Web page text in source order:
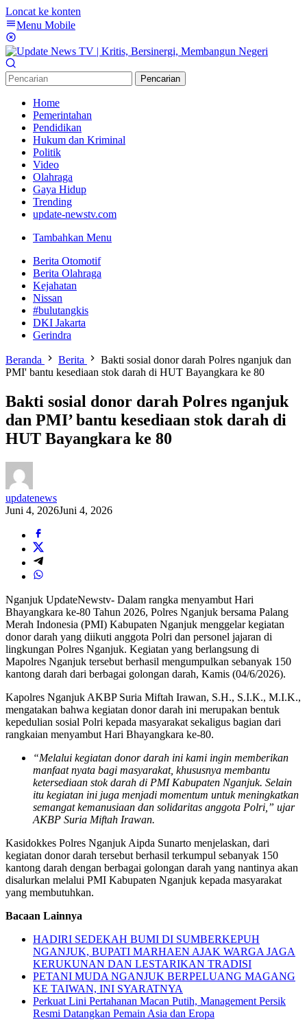
Loncat ke konten
Menu Mobile
Pencarian
Home
Pemerintahan
Pendidikan
Hukum dan Kriminal
Politik
Video
Olahraga
Gaya Hidup
Trending
update-newstv.com
Tambahkan Menu
Berita Otomotif
Berita Olahraga
Kejahatan
Nissan
#bulutangkis
DKI Jakarta
Gerindra
Beranda Berita
Bakti sosial donor darah Polres nganjuk dan
PMI' bantu kesediaan stok darah di HUT Bayangkara ke 80
Bakti sosial donor darah Polres nganjuk
dan PMI’ bantu kesediaan stok darah di
HUT Bayangkara ke 80
updatenews
Juni 4, 2026Juni 4, 2026
Nganjuk UpdateNewstv- Dalam rangka menyambut Hari
Bhayangkara ke-80 Tahun 2026, Polres Nganjuk bersama Palang
Merah Indonesia (PMI) Kabupaten Nganjuk menggelar kegiatan
donor darah yang diikuti anggota Polri dan personel jajaran di
lingkungan Polres Nganjuk. Kegiatan yang berlangsung di
Mapolres Nganjuk tersebut berhasil mengumpulkan sebanyak 150
kantong darah dari berbagai golongan darah, Kamis (04/6/2026).
Kapolres Nganjuk AKBP Suria Miftah Irawan, S.H., S.I.K., M.I.K.,
mengatakan bahwa kegiatan donor darah ini merupakan bentuk
kepedulian sosial Polri kepada masyarakat sekaligus bagian dari
rangkaian menyambut Hari Bhayangkara ke-80.
“Melalui kegiatan donor darah ini kami ingin memberikan
manfaat nyata bagi masyarakat, khususnya membantu
ketersediaan stok darah di PMI Kabupaten Nganjuk. Selain
itu kegiatan ini juga menjadi momentum untuk meningkatkan
semangat kemanusiaan dan solidaritas anggota Polri,” ujar
AKBP Suria Miftah Irawan.
Kasidokkes Polres Nganjuk Aipda Sunarto menjelaskan, dari
kegiatan donor darah tersebut berhasil terkumpul sebanyak 150
kantong darah dengan berbagai golongan darah yang nantinya akan
disalurkan melalui PMI Kabupaten Nganjuk kepada masyarakat
yang membutuhkan.
Bacaan Lainnya
HADIRI SEDEKAH BUMI DI SUMBERKEPUH
NGANJUK, BUPATI MARHAEN AJAK WARGA JAGA
KERUKUNAN DAN LESTARIKAN TRADISI
PETANI MUDA NGANJUK BERPELUANG MAGANG
KE TAIWAN, INI SYARATNYA
Perkuat Lini Pertahanan Macan Putih, Management Persik
Resmi Datangkan Pemain Asia dan Eropa